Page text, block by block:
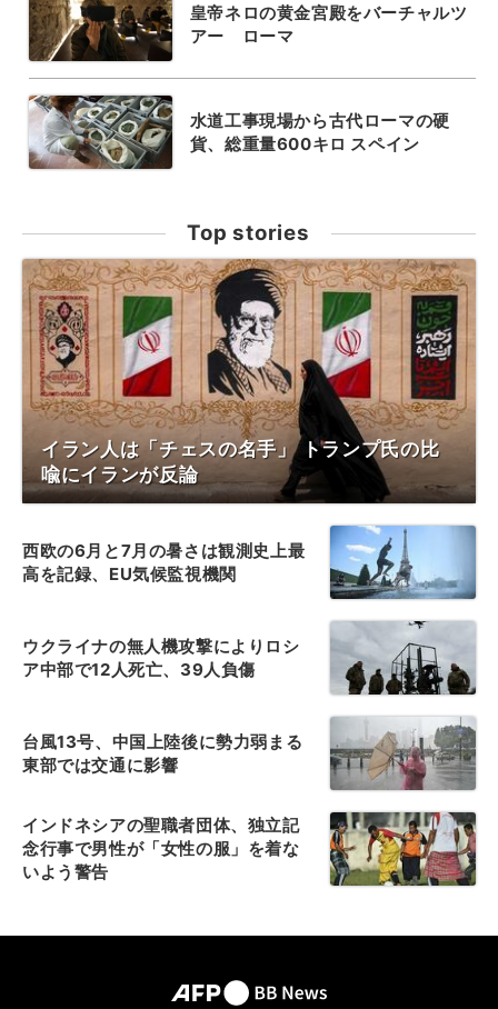
皇帝ネロの黄金宮殿をバーチャルツ
アー ローマ
水道工事現場から古代ローマの硬
貨、総重量600キロ スペイン
Top stories
イラン人は「チェスの名手」 トランプ氏の比
喩にイランが反論
西欧の6月と7月の暑さは観測史上最
高を記録、EU気候監視機関
ウクライナの無人機攻撃によりロシ
ア中部で12人死亡、39人負傷
台風13号、中国上陸後に勢力弱まる
東部では交通に影響
インドネシアの聖職者団体、独立記
念行事で男性が「女性の服」を着な
いよう警告